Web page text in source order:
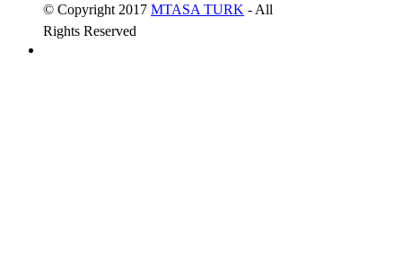
© Copyright 2017 MTASA TURK - All
Rights Reserved